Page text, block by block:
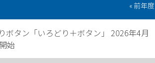
« 前年度
タン「いろどり＋ボタン」 2026年4月
始